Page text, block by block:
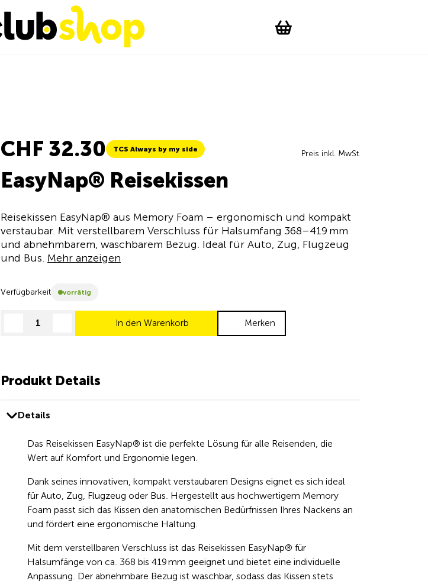
WishList
CHF 32.30 TCS Always by my side Preis inkl. MwSt.
EasyNap® Reisekissen
Reisekissen EasyNap® aus Memory Foam – ergonomisch und kompakt
verstaubar. Mit verstellbarem Verschluss für Halsumfang 368–419 mm
und abnehmbarem, waschbarem Bezug. Ideal für Auto, Zug, Flugzeug
und Bus. Mehr anzeigen
Verfügbarkeit vorrätig
decrease quantityincrease quantity
In den Warenkorb Merken
Produkt Details
Details
Das Reisekissen EasyNap® ist die perfekte Lösung für alle Reisenden, die
Wert auf Komfort und Ergonomie legen.
Dank seines innovativen, kompakt verstaubaren Designs eignet es sich ideal
für Auto, Zug, Flugzeug oder Bus. Hergestellt aus hochwertigem Memory
Foam passt sich das Kissen den anatomischen Bedürfnissen Ihres Nackens an
und fördert eine ergonomische Haltung.
Mit dem verstellbaren Verschluss ist das Reisekissen EasyNap® für
Halsumfänge von ca. 368 bis 419 mm geeignet und bietet eine individuelle
Anpassung. Der abnehmbare Bezug ist waschbar, sodass das Kissen stets